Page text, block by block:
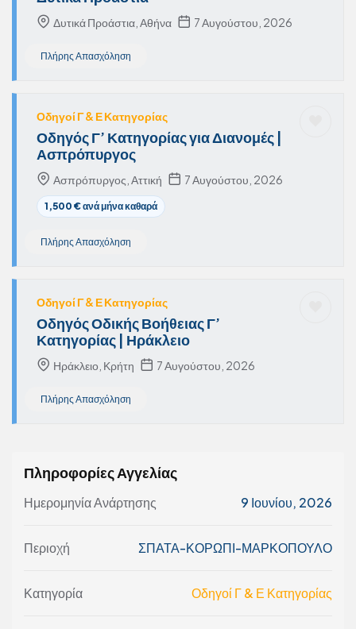
Δυτικά Προάστια, Αθήνα 7 Αυγούστου, 2026
Πλήρης Απασχόληση
Οδηγοί Γ & Ε Κατηγορίας
Οδηγός Γ’ Κατηγορίας για Διανομές |
Ασπρόπυργος
Ασπρόπυργος, Αττική 7 Αυγούστου, 2026
1,500 € ανά μήνα καθαρά
Πλήρης Απασχόληση
Οδηγοί Γ & Ε Κατηγορίας
Οδηγός Οδικής Βοήθειας Γ’
Κατηγορίας | Ηράκλειο
Ηράκλειο, Κρήτη 7 Αυγούστου, 2026
Πλήρης Απασχόληση
Πληροφορίες Αγγελίας
Ημερομηνία Ανάρτησης 9 Ιουνίου, 2026
Περιοχή ΣΠΑΤΑ-ΚΟΡΩΠΙ-ΜΑΡΚΟΠΟΥΛΟ
Κατηγορία Οδηγοί Γ & Ε Κατηγορίας